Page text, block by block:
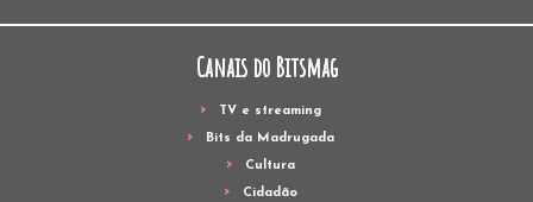
Canais do Bitsmag
TV e streaming
Bits da Madrugada
Cultura
Cidadão